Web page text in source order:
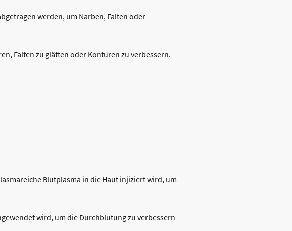
werden, um Narben, Falten oder
Falten zu glätten oder Konturen zu verbessern.
Blutplasma in die Haut injiziert wird, um
wird, um die Durchblutung zu verbessern